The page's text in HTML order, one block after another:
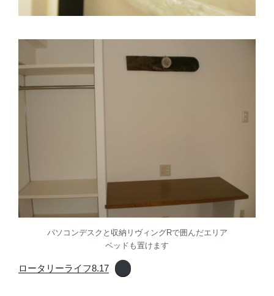
パソコンデスクと収納リヴィングRで囲んだエリア
ベッドも置けます
ロータリーライフ8.17